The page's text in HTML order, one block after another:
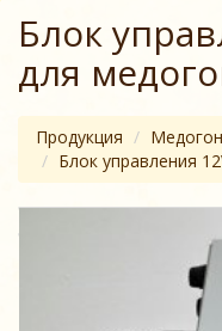
Блок
для
Продукция
Блок управления